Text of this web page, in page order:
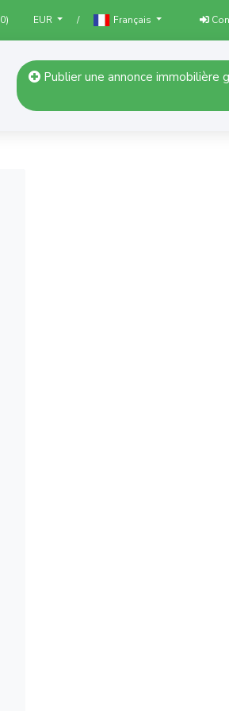
0) EUR / Français
Publier une annonce immobilière